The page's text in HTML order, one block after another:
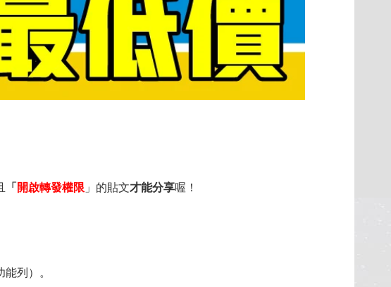
「開啟轉發權限」的貼文才能分享喔！
列）。